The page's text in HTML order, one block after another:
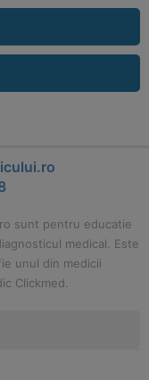
sunt pentru educatie
medical. Este
unul din medicii
Clickmed.